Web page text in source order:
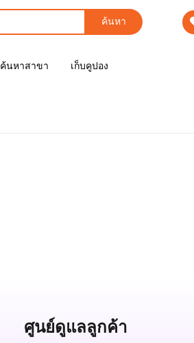
ค้นหา
ค้นหาสาขา เก็บคูปอง
ศูนย์ดูแลลูกค้า